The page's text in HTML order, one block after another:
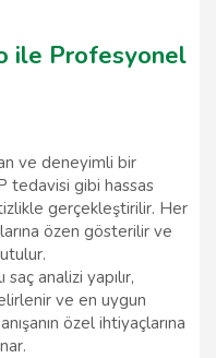
ile Profesyonel
ve deneyimli bir
tedavisi gibi hassas
gerçekleştirilir. Her
özen gösterilir ve
analizi yapılır,
ve en uygun
özel ihtiyaçlarına